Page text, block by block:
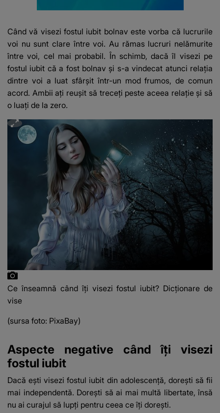
Când vă visezi fostul iubit bolnav este vorba că lucrurile
voi nu sunt clare între voi. Au rămas lucruri nelămurite
între voi, cel mai probabil. În schimb, dacă îl visezi pe
fostul iubit că a fost bolnav și s-a vindecat atunci relația
dintre voi a luat sfârșit într-un mod frumos, de comun
acord. Ambii ați reușit să treceți peste aceea relație și să
o luați de la zero.
Ce înseamnă când îți visezi fostul iubit? Dicționare de
vise
(sursa foto: PixaBay)
Aspecte negative când îți visezi
fostul iubit
Dacă ești visezi fostul iubit din adolescență, dorești să fii
mai independentă. Dorești să ai mai multă libertate, însă
nu ai curajul să lupți pentru ceea ce îți dorești.